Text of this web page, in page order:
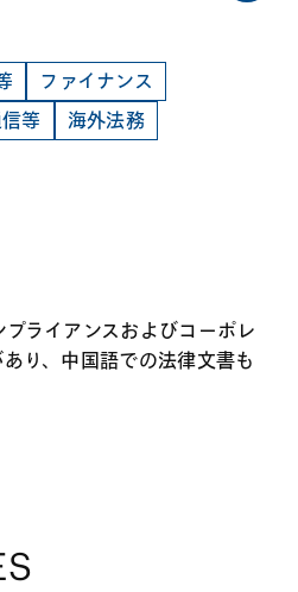
ファイナンス
等
海外法務
ライアンスおよびコーポレ
り、中国語での法律文書も